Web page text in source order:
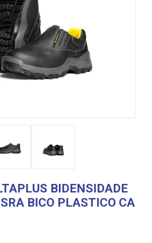
BIDENSIDADE
BICO PLASTICO CA